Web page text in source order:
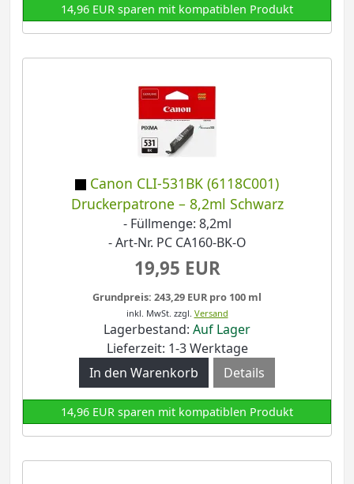
14,96 EUR sparen mit kompatiblen Produkt
Canon CLI-531BK (6118C001)
Druckerpatrone – 8,2ml Schwarz
- Füllmenge: 8,2ml
- Art-Nr. PC CA160-BK-O
19,95 EUR
Grundpreis: 243,29 EUR pro 100 ml
inkl. MwSt. zzgl. Versand
Lagerbestand: Auf Lager
Lieferzeit: 1-3 Werktage
Details
14,96 EUR sparen mit kompatiblen Produkt